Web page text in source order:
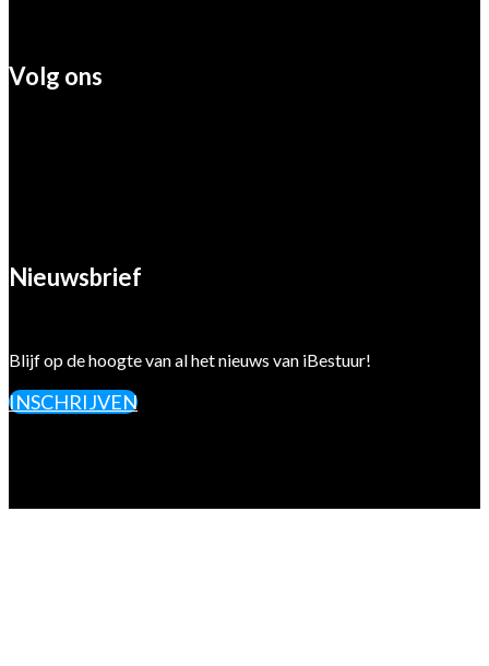
Volg ons
Nieuwsbrief
Blijf op de hoogte van al het nieuws van iBestuur!
INSCHRIJVEN